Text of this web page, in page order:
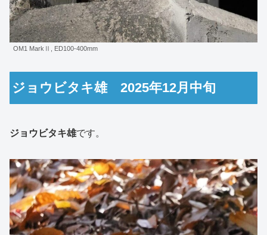
OM1 MarkⅡ, ED100-400mm
ジョウビタキ雄 2025年12月中旬
ジョウビタキ雄です。